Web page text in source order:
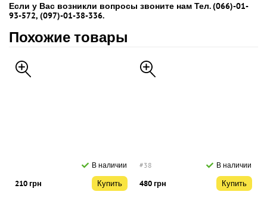
Если у Вас возникли вопросы звоните нам Тел. (066)-01-
93-572, (097)-01-38-336.
Похожие товары
В наличии
210 грн Купить
#38 В наличии
480 грн Купить